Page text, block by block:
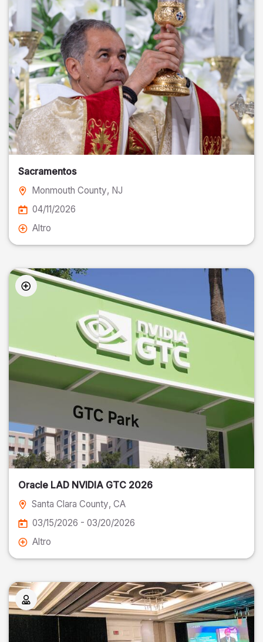
Sacramentos
Monmouth County, NJ
04/11/2026
Altro
Oracle LAD NVIDIA GTC 2026
Santa Clara County, CA
03/15/2026 - 03/20/2026
Altro